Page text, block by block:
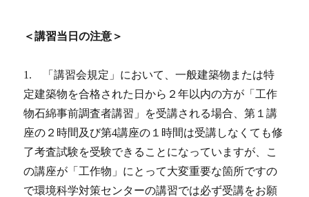
＜講習当日の注意＞
1. 「講習会規定」において、一般建築物または特
定建築物を合格された日から２年以内の方が「工作
物石綿事前調査者講習」を受講される場合、第１講
座の２時間及び第4講座の１時間は受講しなくても修
了考査試験を受験できることになっていますが、こ
の講座が「工作物」にとって大変重要な箇所ですの
で環境科学対策センターの講習では必ず受講をお願